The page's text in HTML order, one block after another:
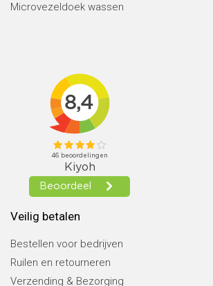
Microvezeldoek wassen
Veilig betalen
Bestellen voor bedrijven
Ruilen en retourneren
Verzending & Bezorging